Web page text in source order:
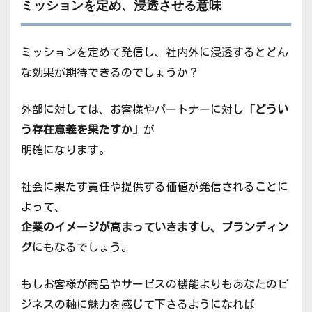
ミッションを定め、浸透させる意味
ミッションを定めて発信し、社内外に浸透するとどん
な効果が期待できるのでしょうか？
外部に対しては、お客様やパートナーに対し 「どうい
う存在意義を果たすか」 が
明確になります。
社会に果たす責任や提供する価値が発信されることに
よって、
企業のイメージが高まっていきますし、ブランディン
グにもなるでしょう。
もしお客様が商品やサービスの機能よりもあなたのビ
ジネスの軸に魅力を感じて下さるようになれば